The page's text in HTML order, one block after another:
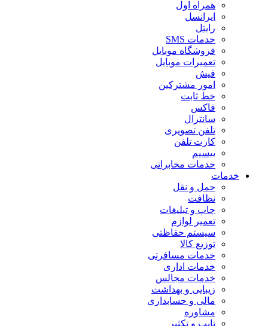
همراه اول
ایرانسل
رایتل
خدمات SMS
فروشگاه موبایل
تعمیرات موبایل
فیش
امور مشترکین
خط ثابت
فاکس
سانترال
تلفن تصویری
کارت تلفن
بیسیم
خدمات مخابراتی
خدمات
حمل و نقل
نظافت
چاپ و تبلیغات
تعمیر لوازم
سیستم حفاظتی
توزیع کالا
خدمات مسافرتی
خدمات اداری
خدمات مجالس
زیبایی و بهداشت
مالی و حسابداری
مشاوره
تایپ و تکثیر